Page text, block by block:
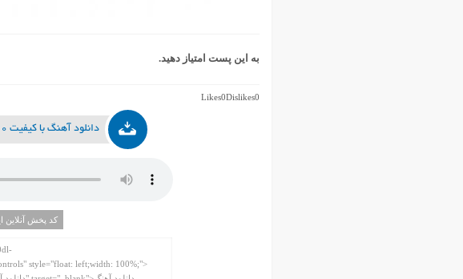
به این پست امتیاز دهید.
Likes0Dislikes0
دانلود آهنگ با کیفیت 320
کد پخش آنلاین